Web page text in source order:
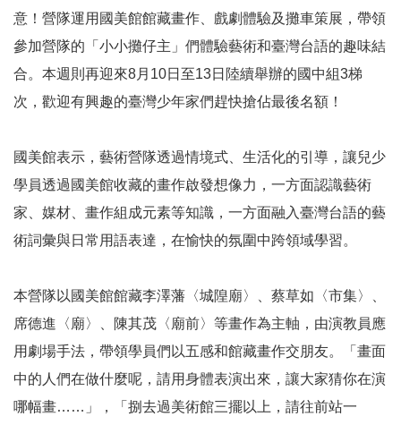
展
覽
典
出
版
活
圖
書
線
上
意！營隊運用國美館館藏畫作、戲劇體驗及攤車策展，帶領
參加營隊的「小小攤仔主」們體驗藝術和臺灣台語的趣味結
合。本週則再迎來8月10日至13日陸續舉辦的國中組3梯
次，歡迎有興趣的臺灣少年家們趕快搶佔最後名額！
國美館表示，藝術營隊透過情境式、生活化的引導，讓兒少
學員透過國美館收藏的畫作啟發想像力，一方面認識藝術
家、媒材、畫作組成元素等知識，一方面融入臺灣台語的藝
術詞彙與日常用語表達，在愉快的氛圍中跨領域學習。
本營隊以國美館館藏李澤藩〈城隍廟〉、蔡草如〈市集〉、
席德進〈廟〉、陳其茂〈廟前〉等畫作為主軸，由演教員應
用劇場手法，帶領學員們以五感和館藏畫作交朋友。「畫面
中的人們在做什麼呢，請用身體表演出來，讓大家猜你在演
哪幅畫……」，「捌去過美術館三擺以上，請往前站一